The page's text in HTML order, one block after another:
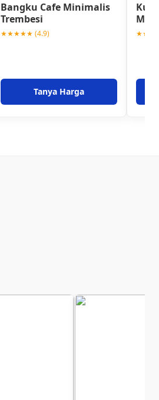
Bangku Cafe Minimalis
Trembesi
★★★★★ (4.9)
Tanya Harga